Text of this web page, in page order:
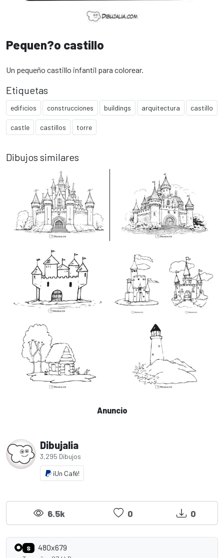
Pequen?o castillo
Un pequeño castillo infantil para colorear.
Etiquetas
edificios construcciones buildings arquitectura castillo
castle castillos torre
Dibujos similares
Anuncio
Dibujalia
3,295 Dibujos
¡Un Café!
6.5k 0 0
S 480x679